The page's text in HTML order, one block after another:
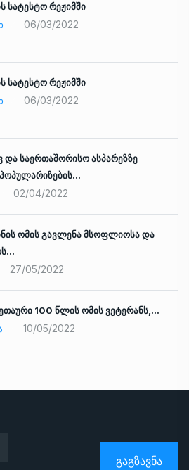
სატესტო რეჟიმში
06/03/2022
სატესტო რეჟიმში
06/03/2022
საერთაშორისო ასპარეზზე
პოპულარიზების…
02/04/2022
ომის გავლენა მსოფლიოსა და
27/05/2022
100 წლის ომის ვეტერანს,…
10/05/2022
ᲒᲐᲒᲖᲐᲕᲜᲐ